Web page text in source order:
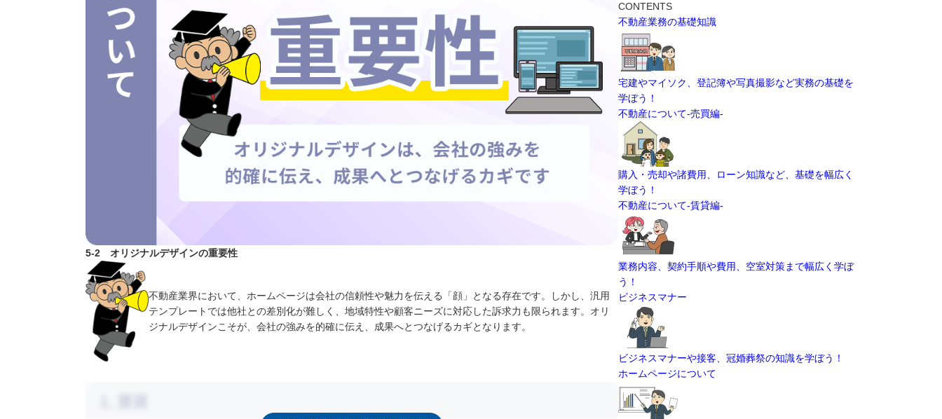
5-2 オリジナルデザインの重要性
不動産業界において、ホームページは会社の信頼性や魅力を伝える「顔」となる存在です。しかし、汎用
テンプレートでは他社との差別化が難しく、地域特性や顧客ニーズに対応した訴求力も限られます。オリ
ジナルデザインこそが、会社の強みを的確に伝え、成果へとつなげるカギとなります。
CONTENTS
不動産業務の基礎知識
宅建やマイソク、登記簿や写真撮影など実務の基礎を
学ぼう！
不動産について-売買編-
購入・売却や諸費用、ローン知識など、基礎を幅広く
学ぼう！
不動産について-賃貸編-
業務内容、契約手順や費用、空室対策まで幅広く学ぼ
う！
ビジネスマナー
ビジネスマナーや接客、冠婚葬祭の知識を学ぼう！
ホームページについて